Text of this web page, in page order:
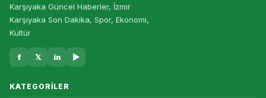
Karşıyaka Güncel Haberler, İzmir
Karşıyaka Son Dakika, Spor, Ekonomi,
Kültür
f 𝕏 in ▶
KATEGORILER